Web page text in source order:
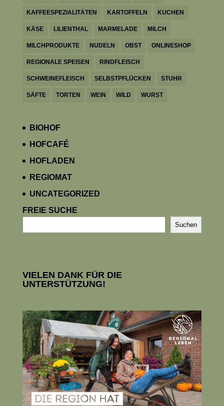
KAFFEESPEZIALITÄTEN KARTOFFELN KUCHEN
KÄSE LILIENTHAL MARMELADE MILCH
MILCHPRODUKTE NUDELN OBST ONLINESHOP
REGIONALE SPEISEN RINDFLEISCH
SCHWEINEFLEISCH SELBSTPFLÜCKEN STUHR
SÄFTE TORTEN WEIN WILD WURST
BIOHOF
HOFCAFÉ
HOFLADEN
REGIOMAT
UNCATEGORIZED
FREIE SUCHE
Suchen
VIELEN DANK FÜR DIE
UNTERSTÜTZUNG!